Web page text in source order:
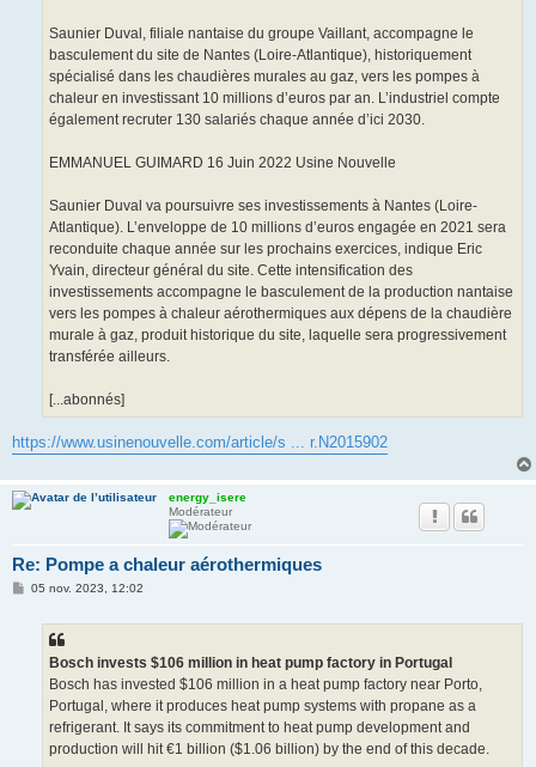
Saunier Duval, filiale nantaise du groupe Vaillant, accompagne le
basculement du site de Nantes (Loire-Atlantique), historiquement
spécialisé dans les chaudières murales au gaz, vers les pompes à
chaleur en investissant 10 millions d’euros par an. L’industriel compte
également recruter 130 salariés chaque année d’ici 2030.
EMMANUEL GUIMARD 16 Juin 2022 Usine Nouvelle
Saunier Duval va poursuivre ses investissements à Nantes (Loire-
Atlantique). L’enveloppe de 10 millions d’euros engagée en 2021 sera
reconduite chaque année sur les prochains exercices, indique Eric
Yvain, directeur général du site. Cette intensification des
investissements accompagne le basculement de la production nantaise
vers les pompes à chaleur aérothermiques aux dépens de la chaudière
murale à gaz, produit historique du site, laquelle sera progressivement
transférée ailleurs.
[...abonnés]
https://www.usinenouvelle.com/article/s ... r.N2015902
energy_isere
Modérateur
Re: Pompe a chaleur aérothermiques
M05 nov. 2023, 12:02
Bosch invests $106 million in heat pump factory in Portugal
Bosch has invested $106 million in a heat pump factory near Porto,
Portugal, where it produces heat pump systems with propane as a
refrigerant. It says its commitment to heat pump development and
production will hit €1 billion ($1.06 billion) by the end of this decade.